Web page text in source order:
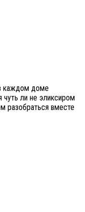
каждом доме
чуть ли не эликсиром
разобраться вместе